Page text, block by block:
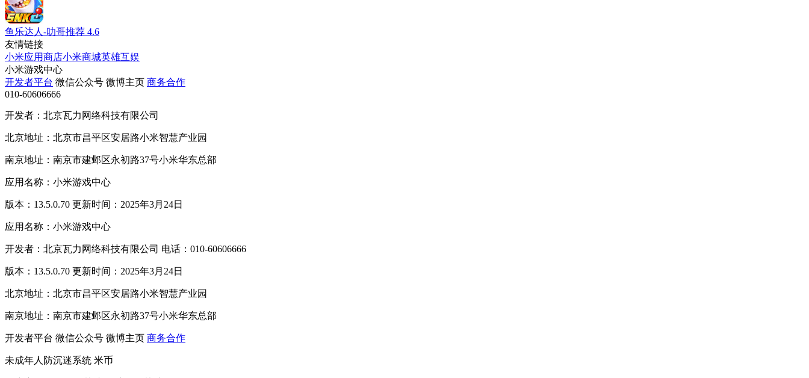
鱼乐达人-叻哥推荐 4.6
友情链接
小米应用商店小米商城英雄互娱
小米游戏中心
开发者平台 微信公众号 微博主页 商务合作
010-60606666
开发者：北京瓦力网络科技有限公司
北京地址：北京市昌平区安居路小米智慧产业园
南京地址：南京市建邺区永初路37号小米华东总部
应用名称：小米游戏中心
版本：13.5.0.70 更新时间：2025年3月24日
应用名称：小米游戏中心
开发者：北京瓦力网络科技有限公司 电话：010-60606666
版本：13.5.0.70 更新时间：2025年3月24日
北京地址：北京市昌平区安居路小米智慧产业园
南京地址：南京市建邺区永初路37号小米华东总部
开发者平台 微信公众号 微博主页 商务合作
未成年人防沉迷系统 米币